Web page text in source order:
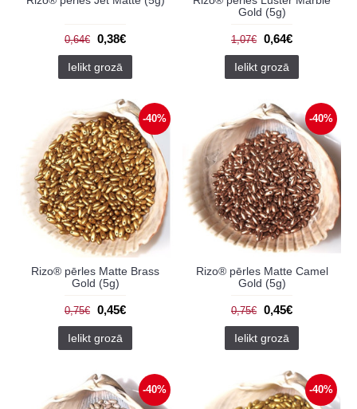
0,64€ 0,38€
Ielikt grozā
Gold (5g)
1,07€ 0,64€
Ielikt grozā
-40%
Rizo® pērles Matte Brass
Gold (5g)
0,75€ 0,45€
Ielikt grozā
-40%
Rizo® pērles Matte Camel
Gold (5g)
0,75€ 0,45€
Ielikt grozā
-40% -40%